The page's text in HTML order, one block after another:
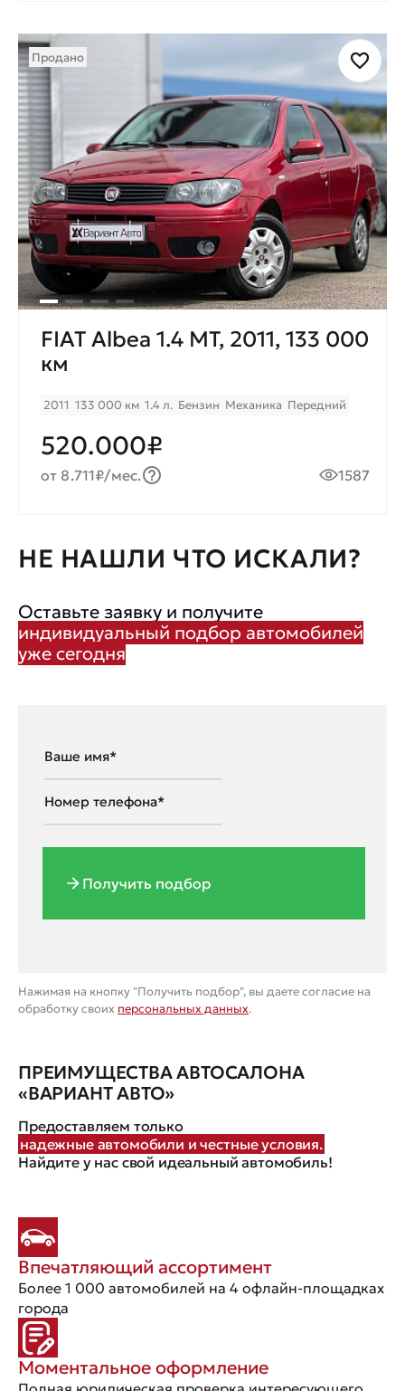
Продано
FIAT Albea 1.4 МТ, 2011, 133 000
км
2011 133 000 км 1.4 л. Бензин Механика Передний
520.000₽
от 8.711₽/мес. 1587
НЕ НАШЛИ ЧТО ИСКАЛИ?
Оставьте заявку и получите
индивидуальный подбор автомобилей
уже сегодня
Получить подбор
Нажимая на кнопку "Получить подбор", вы даете согласие на
обработку своих персональных данных.
ПРЕИМУЩЕСТВА АВТОСАЛОНА
«ВАРИАНТ АВТО»
Предоставляем только
надежные автомобили и честные условия.
Найдите у нас свой идеальный автомобиль!
Впечатляющий ассортимент
Более 1 000 автомобилей на 4 офлайн-площадках
города
Моментальное оформление